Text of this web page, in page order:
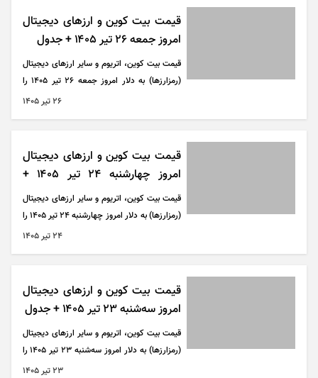
قیمت بیت کوین و ارز‌های دیجیتال
امروز جمعه ۲۶ تیر ۱۴۰۵ + جدول
قیمت بیت کوین، اتریوم و سایر ارز‌های دیجیتال
(رمزارزها) به دلار امروز جمعه ۲۶ تیر ۱۴۰۵ را
می‌توانید در جدول زیر مشاهده کنید.۲۶ تير ۱۴۰۵
قیمت بیت کوین و ارز‌های دیجیتال
امروز چهارشنبه ۲۴ تیر ۱۴۰۵ +
جدول
قیمت بیت کوین، اتریوم و سایر ارز‌های دیجیتال
(رمزارزها) به دلار امروز چهارشنبه ۲۴ تیر ۱۴۰۵ را
می‌توانید در جدول زیر مشاهده کنید.۲۴ تير ۱۴۰۵
قیمت بیت کوین و ارز‌های دیجیتال
امروز سه‌شنبه ۲۳ تیر ۱۴۰۵ + جدول
قیمت بیت کوین، اتریوم و سایر ارز‌های دیجیتال
(رمزارزها) به دلار امروز سه‌شنبه ۲۳ تیر ۱۴۰۵ را
می‌توانید در جدول زیر مشاهده کنید.۲۳ تير ۱۴۰۵